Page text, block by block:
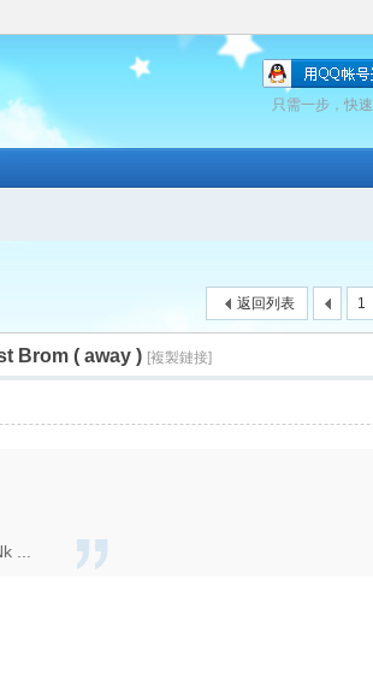
只需一步，快
1
返回列表
Brom ( away ) [複製鏈接]
...